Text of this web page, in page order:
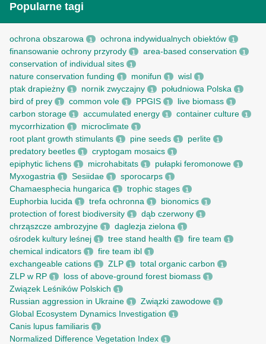
Popularne tagi
ochrona obszarowa 1 ochrona indywidualnych obiektów 1
finansowanie ochrony przyrody 1 area-based conservation 1
conservation of individual sites 1
nature conservation funding 1 monifun 1 wisl 1
ptak drapieżny 1 nornik zwyczajny 1 południowa Polska 1
bird of prey 1 common vole 1 PPGIS 1 live biomass 1
carbon storage 1 accumulated energy 1 container culture 1
mycorrhization 1 microclimate 1
root рlant growth stimulants 1 pine seeds 1 perlite 1
predatory beetles 1 cryptogam mosaics 1
epiphytic lichens 1 microhabitats 1 pułapki feromonowe 1
Myxogastria 1 Sesiidae 1 sporocarps 1
Chamaesphecia hungarica 1 trophic stages 1
Euphorbia lucida 1 trefa ochronna 1 bionomics 1
protection of forest biodiversity 1 dąb czerwony 1
chrząszcze ambrozyjne 1 daglezja zielona 1
ośrodek kultury leśnej 1 tree stand health 1 fire team 1
chemical indicators 1 fire team ibl 1
exchangeable cations 1 ZLP 1 total organic carbon 1
ZLP w RP 1 loss of above-ground forest biomass 1
Związek Leśników Polskich 1
Russian aggression in Ukraine 1 Związki zawodowe 1
Global Ecosystem Dynamics Investigation 1
Canis lupus familiaris 1
Normalized Difference Vegetation Index 1